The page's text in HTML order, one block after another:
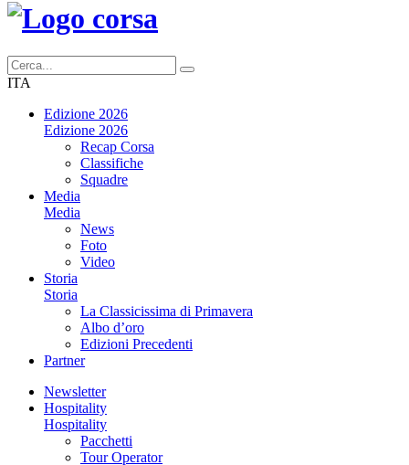
ITA
Edizione 2026
Edizione 2026
Recap Corsa
Classifiche
Squadre
Media
Media
News
Foto
Video
Storia
Storia
La Classicissima di Primavera
Albo d’oro
Edizioni Precedenti
Partner
Newsletter
Hospitality
Hospitality
Pacchetti
Tour Operator